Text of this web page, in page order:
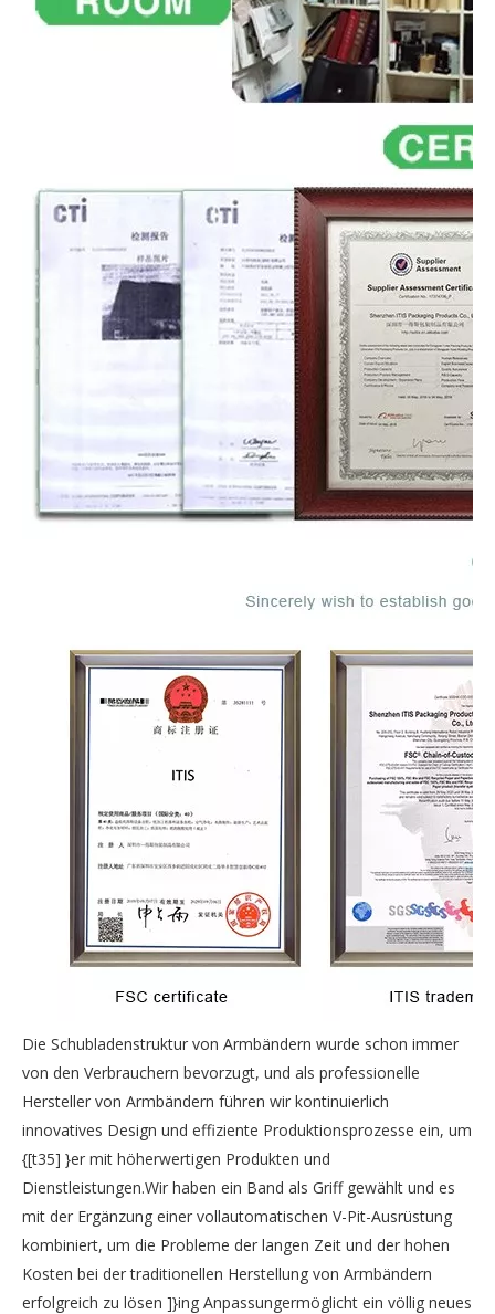
Die Schubladenstruktur von Armbändern wurde schon immer
von den Verbrauchern bevorzugt, und als professionelle
Hersteller von Armbändern führen wir kontinuierlich
innovatives Design und effiziente Produktionsprozesse ein, um
{[t35] }er mit höherwertigen Produkten und
Dienstleistungen.Wir haben ein Band als Griff gewählt und es
mit der Ergänzung einer vollautomatischen V-Pit-Ausrüstung
kombiniert, um die Probleme der langen Zeit und der hohen
Kosten bei der traditionellen Herstellung von Armbändern
erfolgreich zu lösen ]}ing Anpassungermöglicht ein völlig neues